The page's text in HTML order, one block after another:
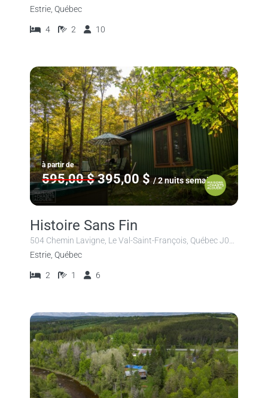
Estrie, Québec
4 2 10
à partir de
595,00 $ 395,00 $ / 2 nuits semaine
Histoire Sans Fin
Estrie, Québec
2 1 6